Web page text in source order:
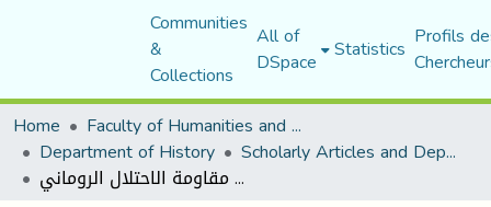
Communities
&
Collections
All of
DSpace Statistics Profils
Home
Faculty of Humanities and Social Sciences
Department of History Scholarly Articles and Department Publications
المنظومة القبلية في الأوراس من الكيان النوميدي إلى مقاومة الاحتلال الروماني